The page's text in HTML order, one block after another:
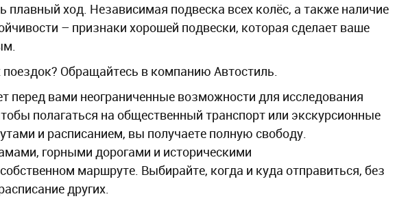
плавный ход. Независимая подвеска всех колёс, а также наличие
– признаки хорошей подвески, которая сделает ваше
Обращайтесь в компанию Автостиль.
перед вами неограниченные возможности для исследования
полагаться на общественный транспорт или экскурсионные
и расписанием, вы получаете полную свободу.
горными дорогами и историческими
маршруте. Выбирайте, когда и куда отправиться, без
других.